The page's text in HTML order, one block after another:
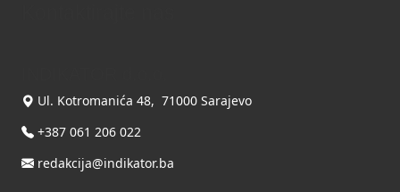
Ul. Kotromanića 48, 71000 Sarajevo
+387 061 206 022
redakcija@indikator.ba